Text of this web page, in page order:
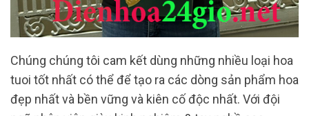
Chúng chúng tôi cam kết dùng những nhiều loại hoa
tuoi tốt nhất có thể để tạo ra các dòng sản phẩm hoa
đẹp nhất và bền vững và kiên cố độc nhất. Với đội